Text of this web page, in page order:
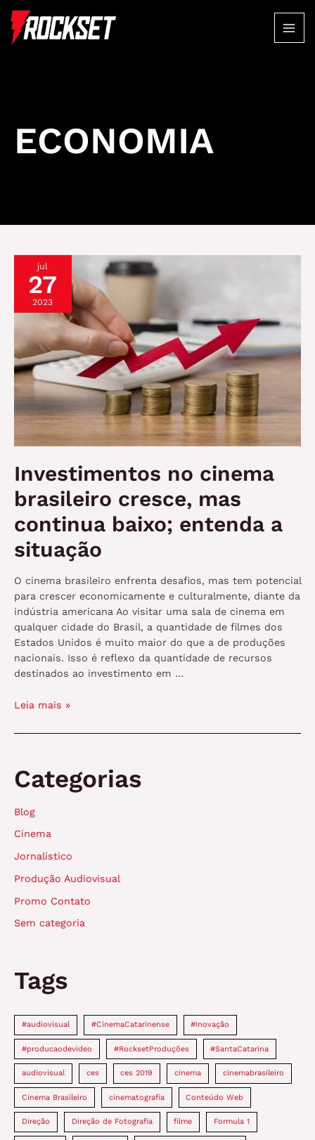
para
ECONOMIA
jul
27
2023
Investimentos no cinema
brasileiro cresce, mas
continua baixo; entenda a
situação
O cinema brasileiro enfrenta desafios, mas tem potencial
para crescer economicamente e culturalmente, diante da
indústria americana Ao visitar uma sala de cinema em
qualquer cidade do Brasil, a quantidade de filmes dos
Estados Unidos é muito maior do que a de produções
nacionais. Isso é reflexo da quantidade de recursos
destinados ao investimento em …
Investimentos
cinema
mas
baixo;
entenda
situação
Leia mais »
Categorias
Blog
Cinema
Jornalístico
Produção Audiovisual
Promo Contato
Sem categoria
Tags
#audiovisual #CinemaCatarinense #Inovação
#producaodevideo #RocksetProduções #SantaCatarina
audiovisual ces ces 2019 cinema cinemabrasileiro
Cinema Brasileiro cinematografia Conteúdo Web
Direção Direção de Fotografia filme Formula 1